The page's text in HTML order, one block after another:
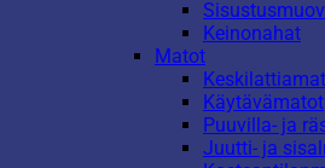
Keinonahat
Matot
Käytävämatot
Puuvilla- ja
Juutti- ja